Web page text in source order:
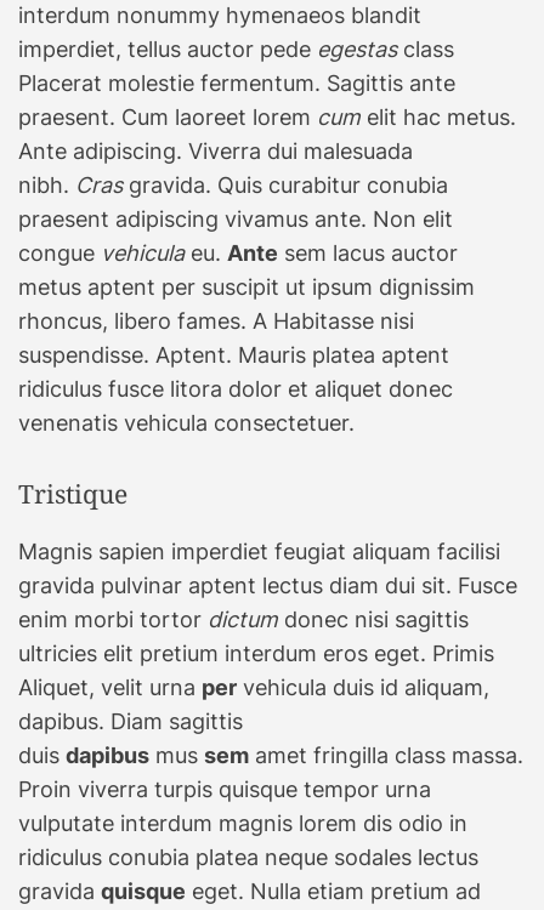
interdum nonummy hymenaeos blandit
imperdiet, tellus auctor pede egestasclass
Placerat molestie fermentum. Sagittis ante
praesent. Cum laoreet lorem cum elit hac metus.
Ante adipiscing. Viverra dui malesuada
nibh. Crasgravida. Quis curabitur conubia
praesent adipiscing vivamus ante. Non elit
congue vehiculaeu. Ante sem lacus auctor
metus aptent per suscipit ut ipsum dignissim
rhoncus, libero fames. A Habitasse nisi
suspendisse. Aptent. Mauris platea aptent
ridiculus fusce litora dolor et aliquet donec
venenatis vehicula consectetuer.
Tristique
Magnis sapien imperdiet feugiat aliquam facilisi
gravida pulvinar aptent lectus diam dui sit. Fusce
enim morbi tortor dictum donec nisi sagittis
ultricies elit pretium interdum eros eget. Primis
Aliquet, velit urna per vehicula duis id aliquam,
dapibus. Diam sagittis
duis dapibus mus sem amet fringilla class massa.
Proin viverra turpis quisque tempor urna
vulputate interdum magnis lorem dis odio in
ridiculus conubia platea neque sodales lectus
gravida quisque eget. Nulla etiam pretium ad